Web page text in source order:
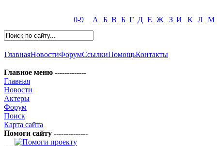
0-9 А Б В Б Г Д Е Ж З И К Л М
ГлавнаяНовостиФорумСсылкиПомощьКонтакты
Главное меню -------------
Главная
Новости
Актеры
Форум
Поиск
Карта сайта
Помоги сайту --------------